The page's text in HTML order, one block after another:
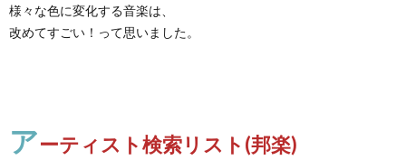
様々な色に変化する音楽は、
改めてすごい！って思いました。
アーティスト検索リスト(邦楽)